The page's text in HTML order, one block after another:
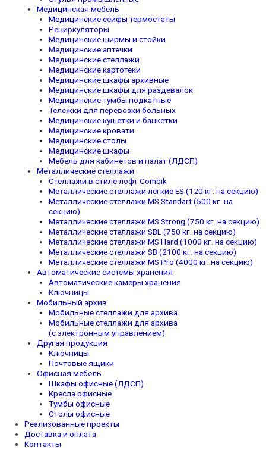
Медицинская мебель
Медицинские сейфы термостаты
Рециркуляторы
Медицинские ширмы и стойки
Медицинские аптечки
Медицинские стеллажи
Медицинские картотеки
Медицинские шкафы архивные
Медицинские шкафы для раздевалок
Медицинские тумбы подкатные
Тележки для перевозки больных
Медицинские кушетки и банкетки
Медицинские кровати
Медицинские столы
Медицинские шкафы
Мебель для кабинетов и палат (ЛДСП)
Металлические стеллажи
Стеллажи в стиле лофт Combik
Металлические стеллажи лёгкие ES (120 кг. на секцию)
Металлические стеллажи MS Standart (500 кг. на
секцию)
Металлические стеллажи MS Strong (750 кг. на секцию)
Металлические стеллажи SBL (750 кг. на секцию)
Металлические стеллажи MS Hard (1000 кг. на секцию)
Металлические стеллажи SB (2100 кг. на секцию)
Металлические стеллажи MS Pro (4000 кг. на секцию)
Автоматические системы хранения
Автоматические камеры хранения
Ключницы
Мобильный архив
Мобильные стеллажи для архива
Мобильные стеллажи для архива
(с электронным управлением)
Другая продукция
Ключницы
Почтовые ящики
Офисная мебель
Шкафы офисные (ЛДСП)
Кресла офисные
Тумбы офисные
Столы офисные
Реализованные проекты
Доставка и оплата
Контакты